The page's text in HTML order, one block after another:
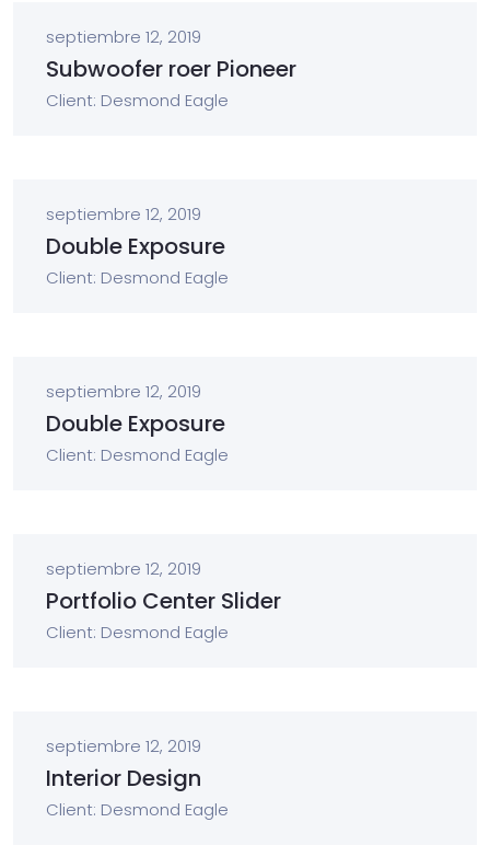
septiembre 12, 2019
Subwoofer roer Pioneer
Client: Desmond Eagle
septiembre 12, 2019
Double Exposure
Client: Desmond Eagle
septiembre 12, 2019
Double Exposure
Client: Desmond Eagle
septiembre 12, 2019
Portfolio Center Slider
Client: Desmond Eagle
septiembre 12, 2019
Interior Design
Client: Desmond Eagle